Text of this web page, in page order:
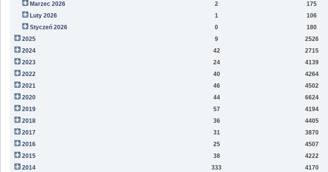
Marzec 2026
2 175
Luty 2026
1 106
Styczeń 2026
0 180
2025
9 2526
2024
42 2715
2023
24 4139
2022
40 4264
2021
46 4502
2020
44 6624
2019
57 4194
2018
36 4405
2017
31 3870
2016
25 4507
2015
38 4222
2014
333 4170